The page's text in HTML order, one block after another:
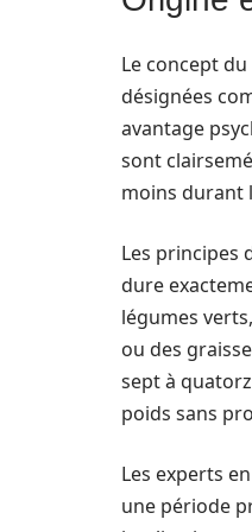
Le concept
désignées
avantage
sont
moins durant
Les principes
dure
légumes
ou des
sept à
poids sans
Les experts
une période